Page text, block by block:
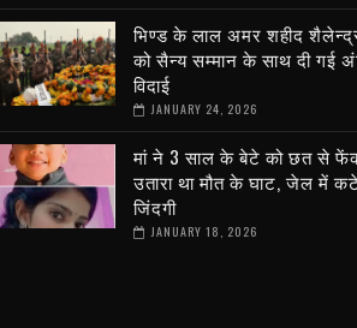
भिण्ड के लाल अमर शहीद
को सैन्य सम्मान के साथ दी गई
विदाई
JANUARY 24, 2026
मां ने 3 साल के बेटे को छत से
उतारा था मौत के घाट, जेल में
जिंदगी
JANUARY 18, 2026